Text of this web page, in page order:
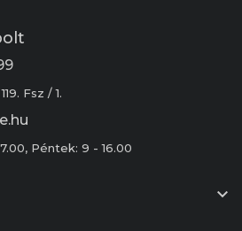
Fsz / 1.
Péntek: 9 - 16.00
